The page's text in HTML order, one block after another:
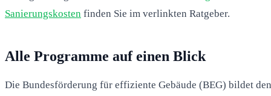
Sanierungskosten finden Sie im verlinkten Ratgeber.
Alle Programme auf einen Blick
Die Bundesförderung für effiziente Gebäude (BEG) bildet den